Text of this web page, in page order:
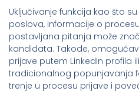
Uključivanje funkcija kao što
poslova, informacije o
postavljana pitanja može
kandidata. Takode,
prijave putem LinkedIn profila
tradicionalnog popunjavanja
trenje u procesu prijave i